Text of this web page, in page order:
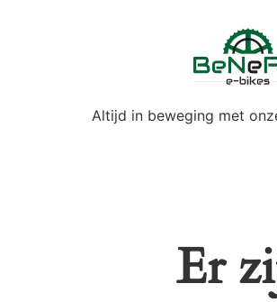
Altijd in beweging met
Er